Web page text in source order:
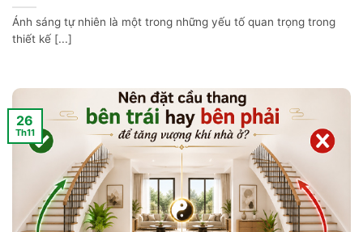
Ánh sáng tự nhiên là một trong những yếu tố quan trọng trong
thiết kế [...]
26
Th11